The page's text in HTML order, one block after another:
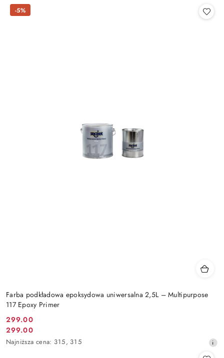
Farba podkładowa epoksydowa uniwersalna 2,5L – Multipurpose
117 Epoxy Primer
Cena
promocyjna:
299.00
Cena
promocyjna:
299.00
Najniższa
Najniższa cena: 315, 315
-5%